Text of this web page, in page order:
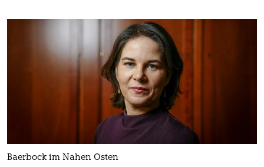
Baerbock im Nahen Osten